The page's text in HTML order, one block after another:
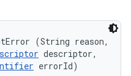
(String reason,
descriptor,
errorId)